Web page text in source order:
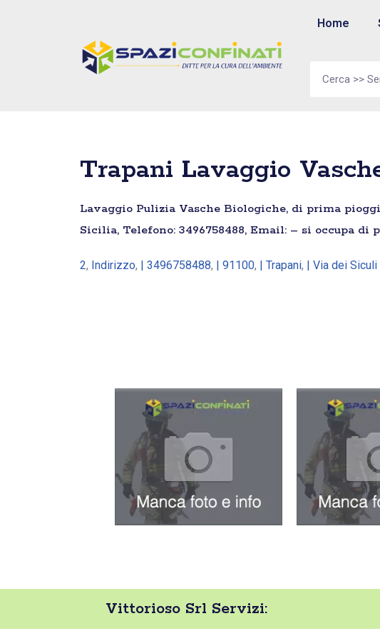
Home
Trapani Lavaggio
Lavaggio Pulizia Vasche Biologiche, di prima
Sicilia, Telefono: 3496758488, Email: – si occupa
2, Indirizzo, | 3496758488, | 91100, | Trapani, | Via dei Siculi
Vittorioso Srl Servizi: